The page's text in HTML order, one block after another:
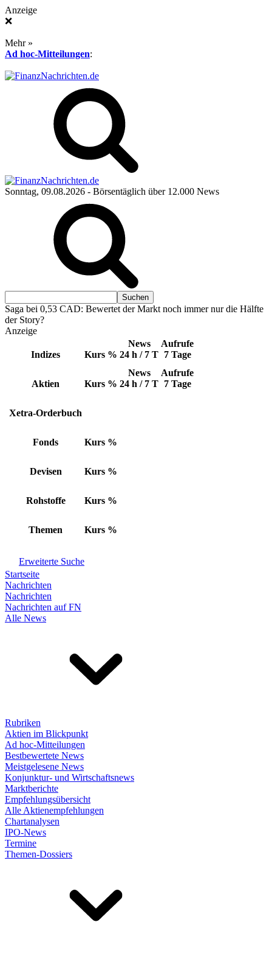
Anzeige
❌
Mehr »
Ad hoc-Mitteilungen:
Sonntag, 09.08.2026 - Börsentäglich über 12.000 News
Saga bei 0,53 CAD: Bewertet der Markt noch immer nur die Hälfte
der Story?
Anzeige
Indizes Kurs %
News
24 h / 7 T
Aufrufe
7 Tage
Aktien Kurs %
News
24 h / 7 T
Aufrufe
7 Tage
Xetra-Orderbuch
Fonds Kurs %
Devisen Kurs %
Rohstoffe Kurs %
Themen Kurs %
Erweiterte Suche
Startseite
Nachrichten
Nachrichten
Nachrichten auf FN
Alle News
Rubriken
Aktien im Blickpunkt
Ad hoc-Mitteilungen
Bestbewertete News
Meistgelesene News
Konjunktur- und Wirtschaftsnews
Marktberichte
Empfehlungsübersicht
Alle Aktienempfehlungen
Chartanalysen
IPO-News
Termine
Themen-Dossiers